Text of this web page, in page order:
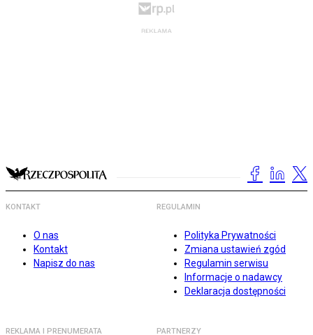
KONTAKT
O nas
Kontakt
Napisz do nas
REGULAMIN
Polityka Prywatności
Zmiana ustawień zgód
Regulamin serwisu
Informacje o nadawcy
Deklaracja dostępności
REKLAMA I PRENUMERATA PARTNERZY